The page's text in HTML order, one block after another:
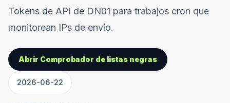
Tokens de API de DN01 para trabajos cron que
monitorean IPs de envío.
Abrir Comprobador de listas negras
2026-06-22